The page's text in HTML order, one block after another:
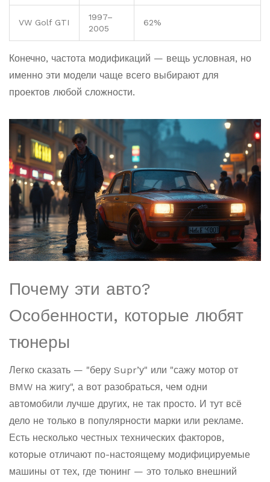
VW Golf GTI
1997–
2005
62%
Конечно, частота модификаций — вещь условная, но
именно эти модели чаще всего выбирают для
проектов любой сложности.
Почему эти авто?
Особенности, которые любят
тюнеры
Легко сказать — "беру Supr’у" или "сажу мотор от
BMW на жигу", а вот разобраться, чем одни
автомобили лучше других, не так просто. И тут всё
дело не только в популярности марки или рекламе.
Есть несколько честных технических факторов,
которые отличают по-настоящему модифицируемые
машины от тех, где тюнинг — это только внешний